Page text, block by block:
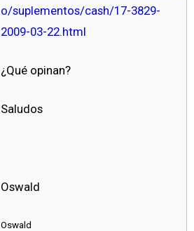
o/suplementos/cash/17-3829-
2009-03-22.html
¿Qué opinan?
Saludos
Oswald
Oswald